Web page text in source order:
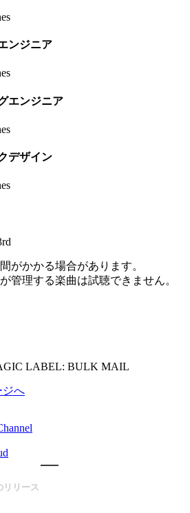
ンジニア
エンジニア
デザイン
がかかる場合があります。
管理する楽曲は試聴できません。
LABEL: BULK MAIL
ジへ
リリース